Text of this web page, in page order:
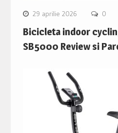
29 aprilie 2026 0
Bicicleta indoor
SB5000 Review si